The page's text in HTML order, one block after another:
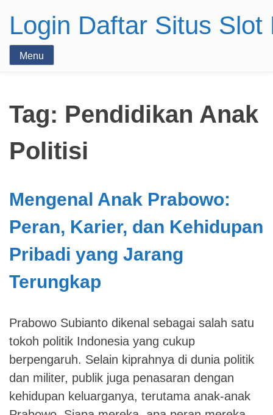
Login Daftar Situs Slot
Menu
Tag: Pendidikan Anak
Politisi
Mengenal Anak Prabowo:
Peran, Karier, dan Kehidupan
Pribadi yang Jarang
Terungkap
Prabowo Subianto dikenal sebagai salah satu
tokoh politik Indonesia yang cukup
berpengaruh. Selain kiprahnya di dunia politik
dan militer, publik juga penasaran dengan
kehidupan keluarganya, terutama anak-anak